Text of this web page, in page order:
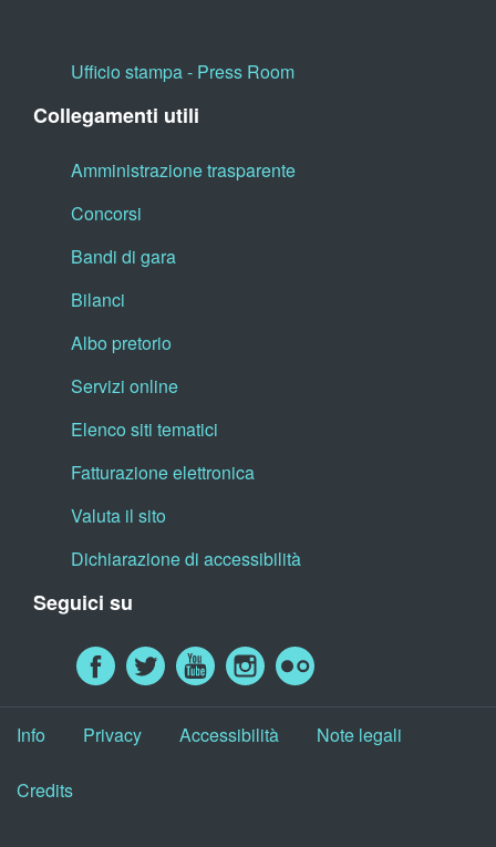
Ufficio stampa - Press Room
Collegamenti utili
Amministrazione trasparente
Concorsi
Bandi di gara
Bilanci
Albo pretorio
Servizi online
Elenco siti tematici
Fatturazione elettronica
Valuta il sito
Dichiarazione di accessibilità
Seguici su
Info Privacy Accessibilità Note legali
Credits